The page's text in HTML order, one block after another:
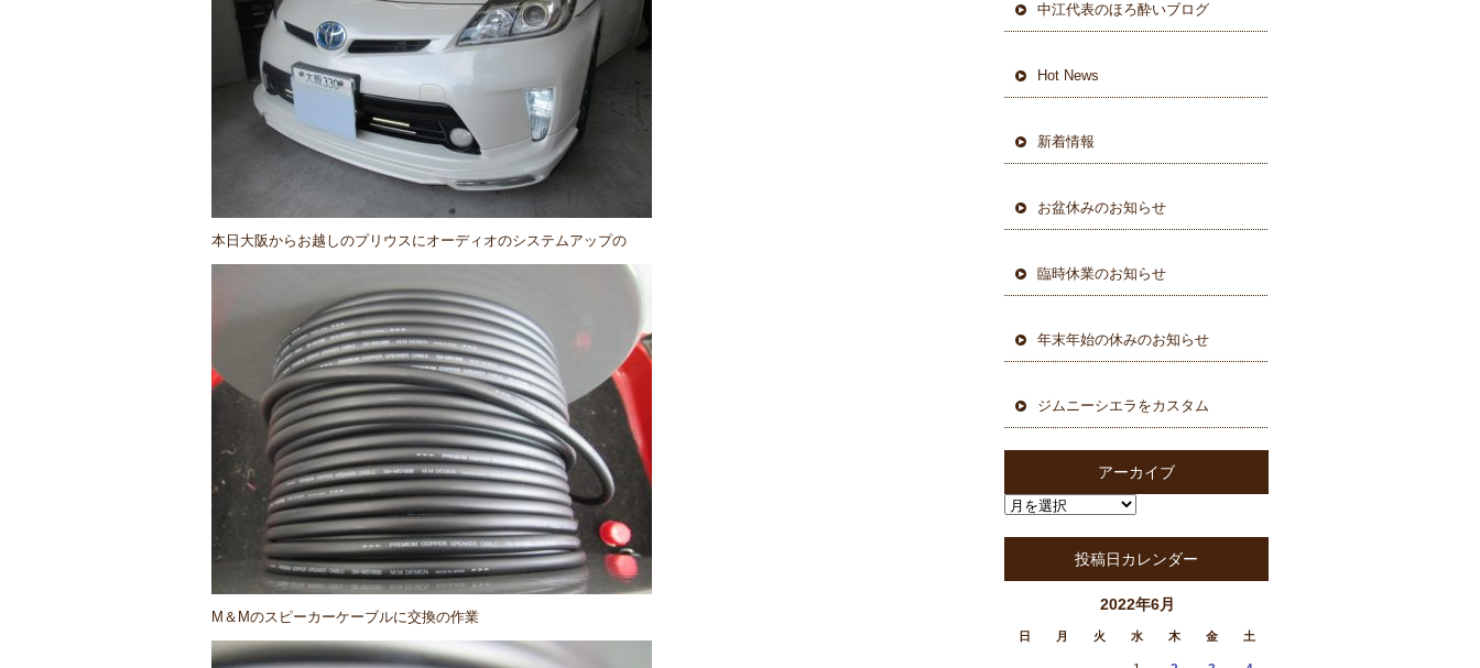
本日大阪からお越しのプリウスにオーディオのシステムアップの
M＆Mのスピーカーケーブルに交換の作業
中江代表のほろ酔いブログ
Hot News
新着情報
お盆休みのお知らせ
臨時休業のお知らせ
年末年始の休みのお知らせ
ジムニーシエラをカスタム
アーカイブ
投稿日カレンダー
2022年6月
日 月 火 水 木 金 土